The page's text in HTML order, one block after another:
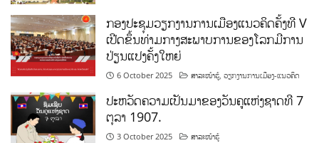
ກອງປະຊຸມວຽກງານການເມືອງແນວຄິດຄັ້ງທີ V
ເປີດຂຶ້ນທ່າມກາງສະພາບການຂອງໂລກມີການ
ປ່ຽນແປງຄັ້ງໃຫຍ່
6 October 2025 ສາລະໜ້າຮູ້ ,ວຽກງານການເມືອງ-ແນວຄິດ
ປະຫວັດຄວາມເປັນມາຂອງວັນຄູແຫ່ງຊາດທີ 7
ຕຸລາ 1907.
3 October 2025 ສາລະໜ້າຮູ້